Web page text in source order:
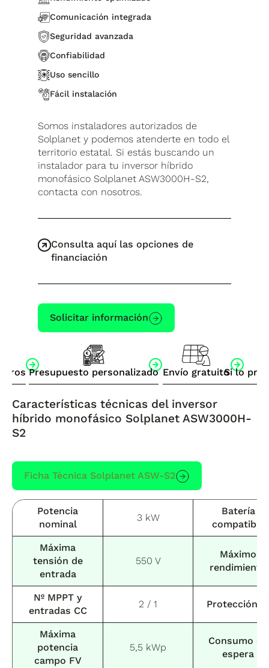
Comunicación integrada
Seguridad avanzada
Confiabilidad
Uso sencillo
Fácil instalación
Somos instaladores autorizados de
Solplanet y podemos atenderte en todo el
territorio estatal. Si estás buscando un
instalador para tu inversor híbrido
monofásico Solplanet ASW3000H-S2,
contacta con nosotros.
Consulta aquí las opciones de
financiación
Solicitar información
Presupuesto personalizado Envío gratuitoSi lo
Características técnicas del inversor
híbrido monofásico Solplanet ASW3000H-
S2
Ficha Técnica Solplanet ASW-S2
Potencia
nominal
3 kW
Batería
compatible
Máxima
tensión de
entrada
550 V
Máximo
rendimiento
Nº MPPT y
entradas CC
2 / 1 Protección
Máxima
potencia
campo FV
5,5 kWp
Consumo en
espera